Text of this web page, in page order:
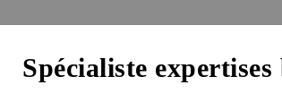
Spécialiste